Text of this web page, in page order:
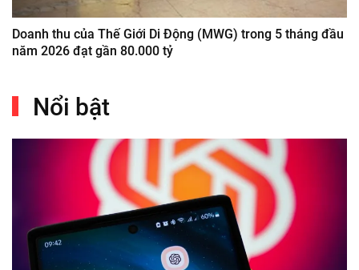
Doanh thu của Thế Giới Di Động (MWG) trong 5 tháng đầu
năm 2026 đạt gần 80.000 tỷ
Nổi bật